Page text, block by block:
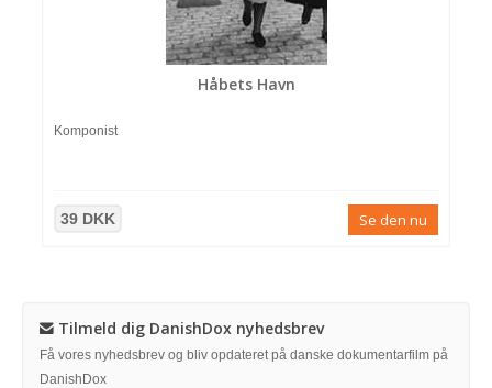
Håbets Havn
Komponist
39 DKK Se den nu
Tilmeld dig DanishDox nyhedsbrev
Få vores nyhedsbrev og bliv opdateret på danske dokumentarfilm på
DanishDox